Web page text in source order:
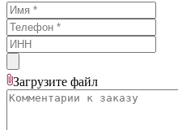
Загрузите файл